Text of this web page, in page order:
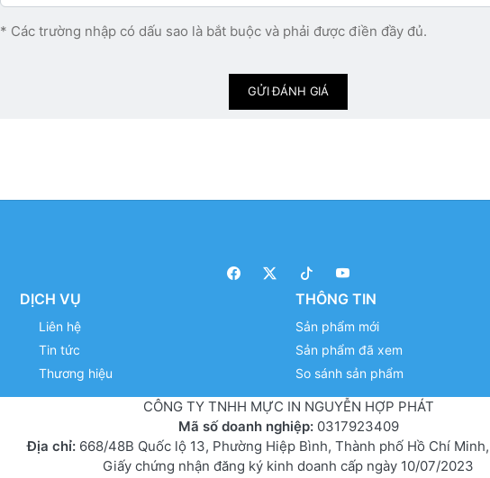
* Các trường nhập có dấu sao là bắt buộc và phải được điền đầy đủ.
GỬI ĐÁNH GIÁ
DỊCH VỤ
Liên hệ
Tin tức
Thương hiệu
THÔNG TIN
Sản phẩm mới
Sản phẩm đã xem
So sánh sản phẩm
CÔNG TY TNHH MỰC IN NGUYỄN HỢP PHÁT
Mã số doanh nghiệp: 0317923409
Địa chỉ:668/48B Quốc lộ 13, Phường Hiệp Bình, Thành phố Hồ Chí
Giấy chứng nhận đăng ký kinh doanh cấp ngày 10/07/2023